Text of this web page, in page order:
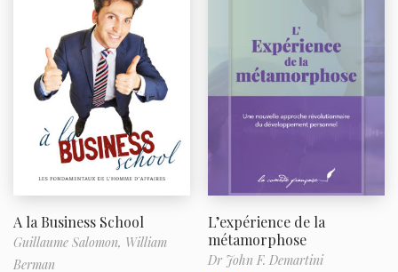
A la Business School
Guillaume Salomon, William
Berman
L’expérience de la
métamorphose
Dr John F. Demartini